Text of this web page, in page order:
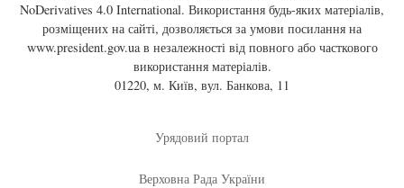
NoDerivatives 4.0 International. Використання будь-яких матеріалів,
розміщених на сайті, дозволяється за умови посилання на
www.president.gov.uaв незалежності від повного або часткового
використання матеріалів.
01220, м. Київ, вул. Банкова, 11
Урядовий портал
Верховна Рада України